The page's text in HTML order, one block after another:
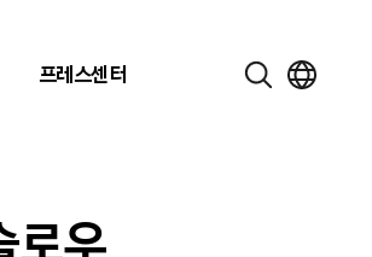
프레스센터